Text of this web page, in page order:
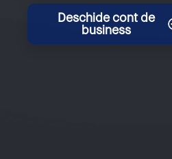
Deschide cont de
business